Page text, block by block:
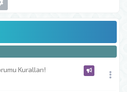
Kuralları!